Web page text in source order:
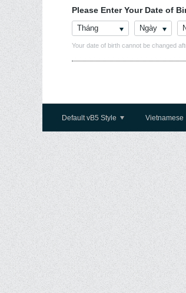
Please Enter Your Date of
Tháng Ngày
Your date of birth cannot be changed
Default vB5 Style Vietnamese